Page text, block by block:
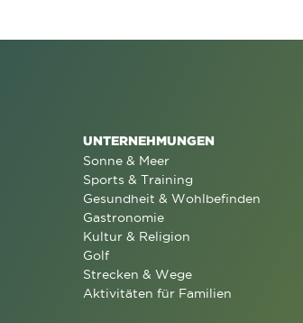
UNTERNEHMUNGEN
Sonne & Meer
Sports & Training
Gesundheit & Wohlbefinden
Gastronomie
Kultur & Religion
Golf
Strecken & Wege
Aktivitäten für Familien